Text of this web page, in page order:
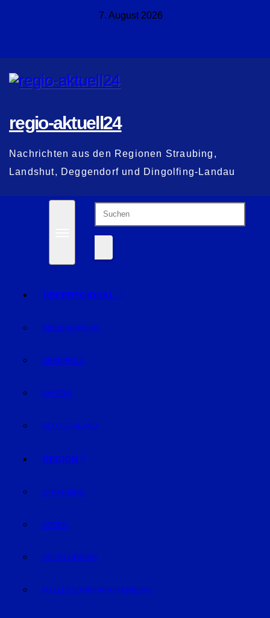
7. August 2026
regio-aktuell24
Nachrichten aus den Regionen Straubing,
Landshut, Deggendorf und Dingolfing-Landau
ÜBERREGIONAL
NIEDERBAYERN
OBERPFALZ
BAYERN
DEUTSCHLAND
REGION
STRAUBING
BOGEN
GEISELHÖRING
MALLERSDORF-PFAFFENBERG